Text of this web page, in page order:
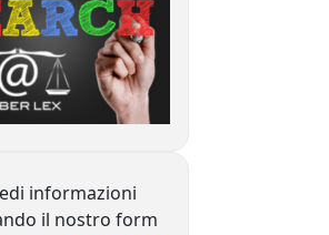
informazioni
il nostro form